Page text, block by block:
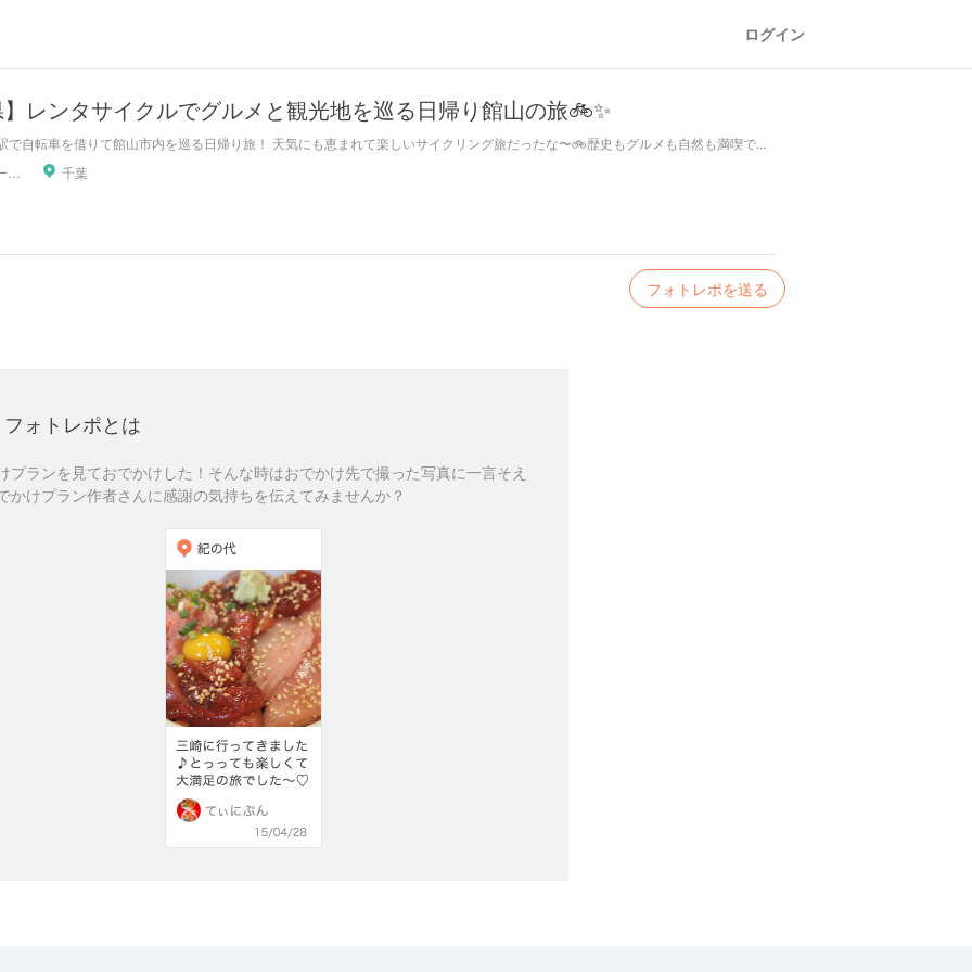
ログイン
レンタサイクルでグルメと観光地を巡る日帰り館山の旅🚲✨
で自転車を借りて館山市内を巡る日帰り旅！ 天気にも恵まれて楽しいサイクリング旅だったな〜🚲歴史もグルメも自然も満喫で...
千葉
フォトレポを送る
フォトレポとは
プランを見ておでかけした！そんな時はおでかけ先で撮った写真に一言そえ
かけプラン作者さんに感謝の気持ちを伝えてみませんか？